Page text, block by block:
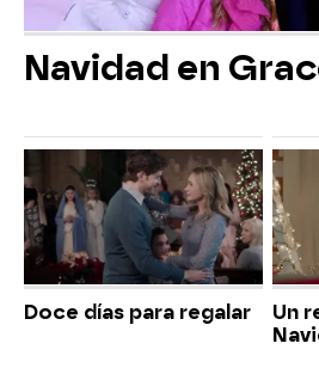
Navidad en
Doce días para regalar
Un